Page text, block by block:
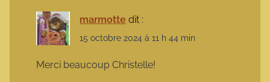
marmotte dit :
15 octobre 2024 à 11 h 44 min
Merci beaucoup Christelle!